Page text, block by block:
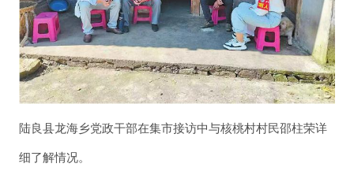
陆良县龙海乡党政干部在集市接访中与核桃村村民邵柱荣详
细了解情况。